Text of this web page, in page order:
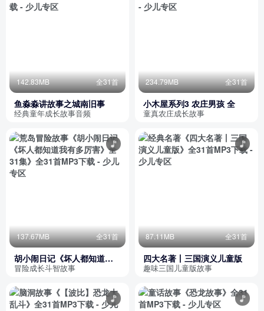
142.83MB 全31首
鱼淼淼讲故事之城南旧事
经典童年成长故事音频
234.79MB 全31首
小木屋系列3 农庄男孩 全
童真农庄成长故事
137.67MB 全31首
胡小闹日记《坏人都知道我
有多厉害》全31集
冒险成长斗智故事
87.11MB 全31首
四大名著丨三国演义儿童版
趣味三国儿童版故事